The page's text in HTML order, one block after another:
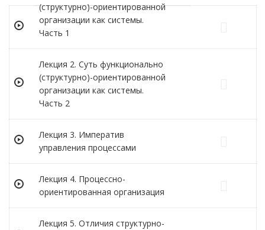
(структурно)-ориентированной
организации как системы.
Часть 1
Лекция 2. Суть функционально
(структурно)-ориентированной
организации как системы.
Часть 2
Лекция 3. Императив
управления процессами
Лекция 4. Процессно-
ориентированная организация
Лекция 5. Отличия структурно-